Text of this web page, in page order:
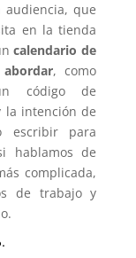
audiencia, que
en la tienda
calendario de
, como
código de
la intención de
escribir para
hablamos de
complicada,
de trabajo y